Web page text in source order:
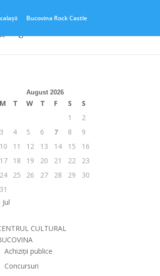
Bucovina Rock Castle
August 2026
M T W T F S
S
1
2
3
4 5 6 7 8
9
10
11 12 13 14 15
16
17
18 19 20 21 22
23
24
25 26 27 28 29
30
31
Jul
CULTURAL
Achiziții publice
Concursuri